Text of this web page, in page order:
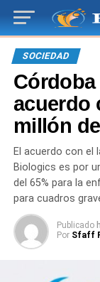
SOCIEDAD
acuerdo
millón
El acuerdo con el
Biologics es por
del 65% para la
para cuadros
Publicado
Por Sfaff